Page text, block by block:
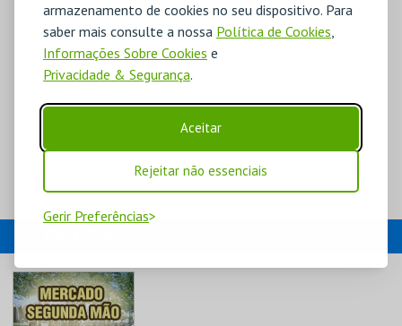
armazenamento de cookies no seu dispositivo. Para
saber mais consulte a nossa Política de Cookies,
Informações Sobre Cookies e
Privacidade & Segurança.
Aceitar
Rejeitar não essenciais
Gerir Preferências